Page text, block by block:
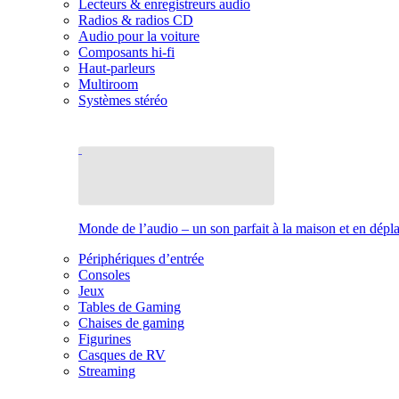
Lecteurs & enregistreurs audio
Radios & radios CD
Audio pour la voiture
Composants hi-fi
Haut-parleurs
Multiroom
Systèmes stéréo
Monde de l’audio – un son parfait à la maison et en
Périphériques d’entrée
Consoles
Jeux
Tables de Gaming
Chaises de gaming
Figurines
Casques de RV
Streaming